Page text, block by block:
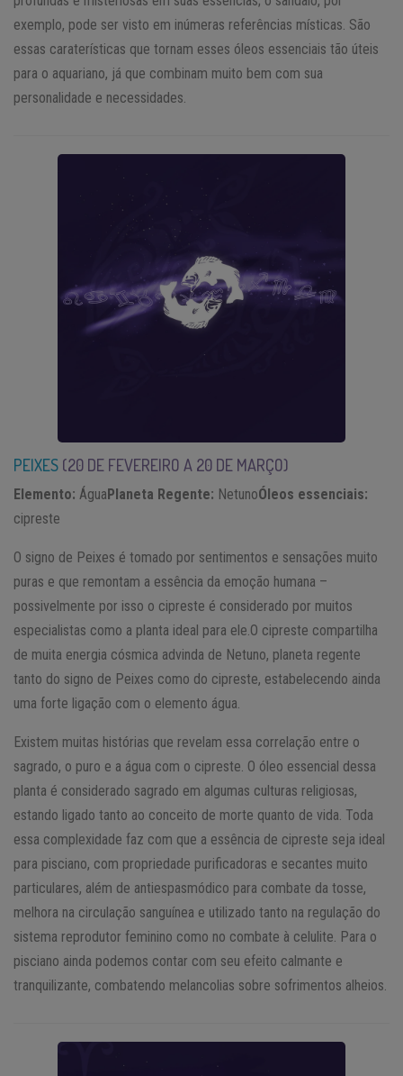
exemplo, pode ser visto em inúmeras referências místicas. São
essas caraterísticas que tornam esses óleos essenciais tão úteis
para o aquariano, já que combinam muito bem com sua
personalidade e necessidades.
PEIXES (20 DE FEVEREIRO A 20 DE MARÇO)
Elemento: ÁguaPlaneta Regente: NetunoÓleos essenciais:
cipreste
O signo de Peixes é tomado por sentimentos e sensações muito
puras e que remontam a essência da emoção humana –
possivelmente por isso o cipreste é considerado por muitos
especialistas como a planta ideal para ele.O cipreste compartilha
de muita energia cósmica advinda de Netuno, planeta regente
tanto do signo de Peixes como do cipreste, estabelecendo ainda
uma forte ligação com o elemento água.
Existem muitas histórias que revelam essa correlação entre o
sagrado, o puro e a água com o cipreste. O óleo essencial dessa
planta é considerado sagrado em algumas culturas religiosas,
estando ligado tanto ao conceito de morte quanto de vida. Toda
essa complexidade faz com que a essência de cipreste seja ideal
para pisciano, com propriedade purificadoras e secantes muito
particulares, além de antiespasmódico para combate da tosse,
melhora na circulação sanguínea e utilizado tanto na regulação do
sistema reprodutor feminino como no combate à celulite. Para o
pisciano ainda podemos contar com seu efeito calmante e
tranquilizante, combatendo melancolias sobre sofrimentos alheios.